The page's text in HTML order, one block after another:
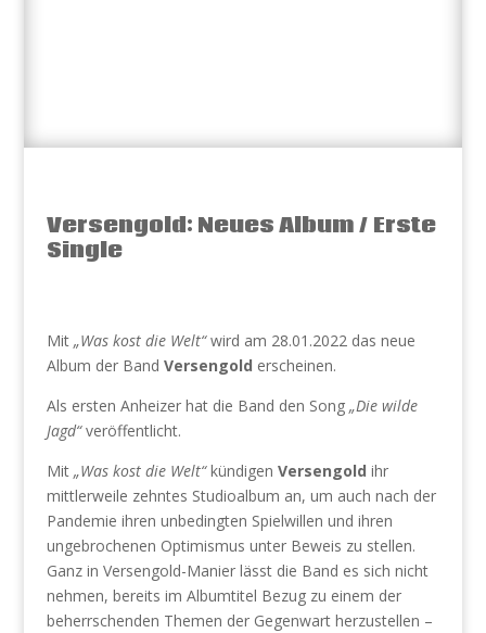
Versengold: Neues Album / Erste
Single
Mit „Was kost die Welt“wird am 28.01.2022 das neue
Album der Band Versengold erscheinen.
Als ersten Anheizer hat die Band den Song „Die wilde
Jagd“veröffentlicht.
Mit „Was kost die Welt“kündigen Versengold ihr
mittlerweile zehntes Studioalbum an, um auch nach der
Pandemie ihren unbedingten Spielwillen und ihren
ungebrochenen Optimismus unter Beweis zu stellen.
Ganz in Versengold-Manier lässt die Band es sich nicht
nehmen, bereits im Albumtitel Bezug zu einem der
beherrschenden Themen der Gegenwart herzustellen –